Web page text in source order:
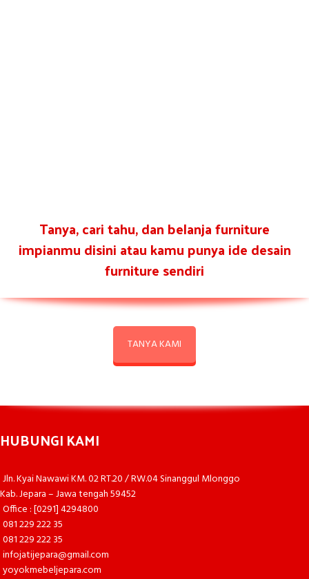
Tanya, cari tahu, dan belanja furniture
impianmu disini atau kamu punya ide desain
furniture sendiri
TANYA KAMI
HUBUNGI KAMI
Jln. Kyai Nawawi KM. 02 RT.20 / RW.04 Sinanggul Mlonggo
Kab. Jepara – Jawa tengah 59452
Office : [0291] 4294800
081 229 222 35
081 229 222 35
infojatijepara@gmail.com
yoyokmebeljepara.com